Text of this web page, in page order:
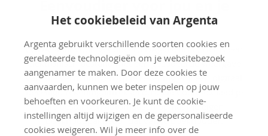
Het cookiebeleid van Argenta
Argenta gebruikt verschillende soorten cookies en
gerelateerde technologieën om je websitebezoek
aangenamer te maken. Door deze cookies te
aanvaarden, kunnen we beter inspelen op jouw
behoeften en voorkeuren. Je kunt de cookie-
instellingen altijd wijzigen en de gepersonaliseerde
cookies weigeren. Wil je meer info over de
boek­hou­der
CODA staat voor 'geCodeerd DAgafschrift'. Het is een
elektronisch bestand met een gecodeerde weergave
van alle verrichtingen op je rekening(en): een digitaal
beveiligd rekeninguittreksel dus. Via CodaBox laad je
die bestanden automatisch op naar je eigen
boekhoudpakket of dat van je boekhouder.